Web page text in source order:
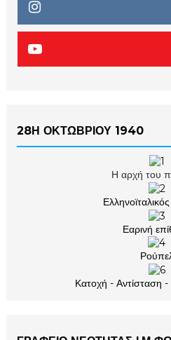
28Η ΟΚΤΩΒΡΙΟΥ 1940
Η αρχή του
Εαρινή
Κατοχή - Αντίσταση